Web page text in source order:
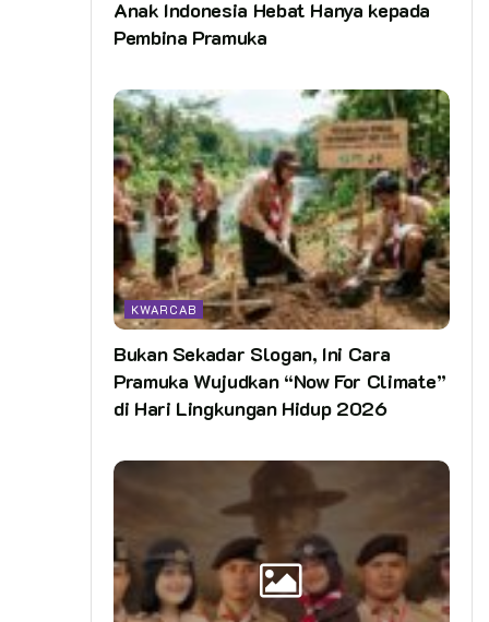
Anak Indonesia Hebat Hanya kepada
Pembina Pramuka
KWARCAB
Bukan Sekadar Slogan, Ini Cara
Pramuka Wujudkan “Now For Climate”
di Hari Lingkungan Hidup 2026